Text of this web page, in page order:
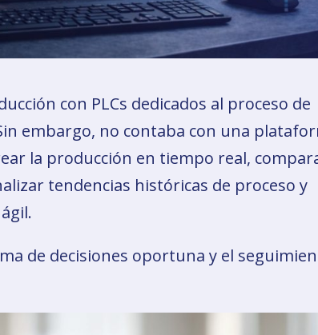
con PLCs dedicados al proceso de
embargo, no contaba con una
la producción en tiempo real,
tendencias históricas de proceso y
de decisiones oportuna y el